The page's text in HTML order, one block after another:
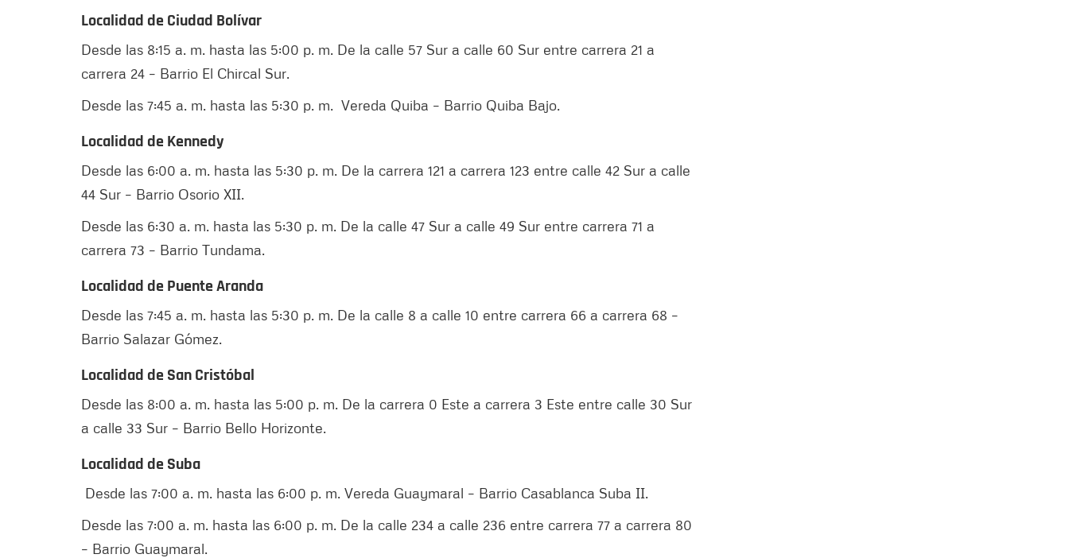
Localidad de Ciudad Bolívar
Desde las 8:15 a. m. hasta las 5:00 p. m. De la calle 57 Sur a calle 60 Sur entre carrera 21 a
carrera 24 – Barrio El Chircal Sur.
Desde las 7:45 a. m. hasta las 5:30 p. m. Vereda Quiba – Barrio Quiba Bajo.
Localidad de Kennedy
Desde las 6:00 a. m. hasta las 5:30 p. m. De la carrera 121 a carrera 123 entre calle 42 Sur a calle
44 Sur – Barrio Osorio XII.
Desde las 6:30 a. m. hasta las 5:30 p. m. De la calle 47 Sur a calle 49 Sur entre carrera 71 a
carrera 73 – Barrio Tundama.
Localidad de Puente Aranda
Desde las 7:45 a. m. hasta las 5:30 p. m. De la calle 8 a calle 10 entre carrera 66 a carrera 68 –
Barrio Salazar Gómez.
Localidad de San Cristóbal
Desde las 8:00 a. m. hasta las 5:00 p. m. De la carrera 0 Este a carrera 3 Este entre calle 30 Sur
a calle 33 Sur – Barrio Bello Horizonte.
Localidad de Suba
Desde las 7:00 a. m. hasta las 6:00 p. m. Vereda Guaymaral – Barrio Casablanca Suba II.
Desde las 7:00 a. m. hasta las 6:00 p. m. De la calle 234 a calle 236 entre carrera 77 a carrera 80
– Barrio Guaymaral.